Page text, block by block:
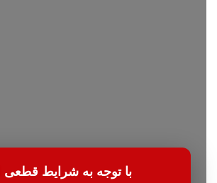
با توجه به شرایط قطعی